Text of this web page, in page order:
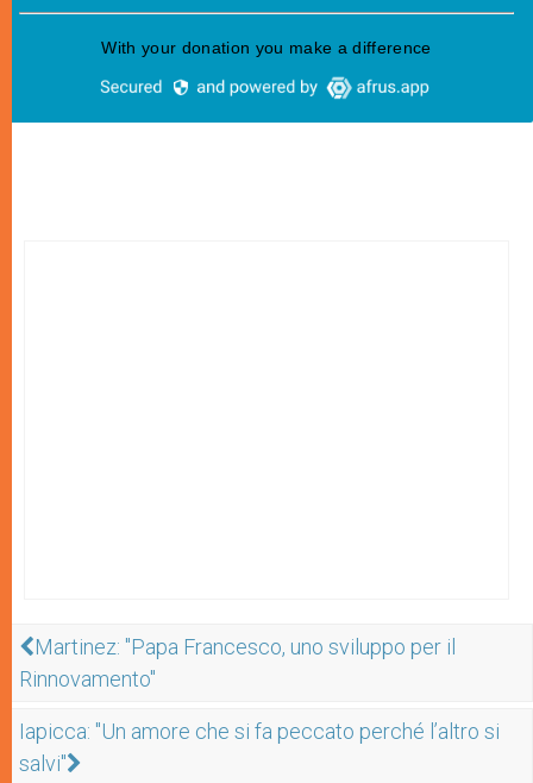
Martinez: "Papa Francesco, uno sviluppo per il
Rinnovamento"
Iapicca: "Un amore che si fa peccato perché l’altro si
salvi"